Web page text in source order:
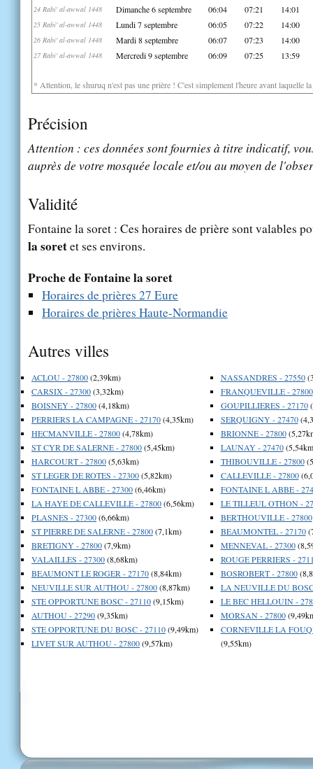
24 Rabi' al-awwal 1448 Dimanche 6 septembre 06:04 07:21 14:01
25 Rabi' al-awwal 1448 Lundi 7 septembre 06:05 07:22 14:00
26 Rabi' al-awwal 1448 Mardi 8 septembre 06:07 07:23 14:00
27 Rabi' al-awwal 1448 Mercredi 9 septembre 06:09 07:25 13:59
* Attention, le shuruq n'est pas une prière ! C'est simplement l'heure avant laquelle
Précision
Attention : ces données sont fournies à titre indicatif,
auprès de votre mosquée locale et/ou au moyen de
Validité
Fontaine la soret : Ces horaires de prière sont valables
la soretet ses environs.
Proche de Fontaine la soret
Horaires de prières 27 Eure
Horaires de prières Haute-Normandie
Autres villes
ACLOU - 27800(2,39km)
CARSIX - 27300(3,32km)
BOISNEY - 27800(4,18km)
PERRIERS LA CAMPAGNE - 27170(4,35km)
HECMANVILLE - 27800(4,78km)
ST CYR DE SALERNE - 27800(5,45km)
HARCOURT - 27800(5,63km)
ST LEGER DE ROTES - 27300(5,82km)
FONTAINE L ABBE - 27300(6,46km)
LA HAYE DE CALLEVILLE - 27800(6,56km)
PLASNES - 27300(6,66km)
ST PIERRE DE SALERNE - 27800(7,1km)
BRETIGNY - 27800(7,9km)
VALAILLES - 27300(8,68km)
BEAUMONT LE ROGER - 27170(8,84km)
NEUVILLE SUR AUTHOU - 27800(8,87km)
STE OPPORTUNE BOSC - 27110(9,15km)
AUTHOU - 27290(9,35km)
STE OPPORTUNE DU BOSC - 27110(9,49km)
LIVET SUR AUTHOU - 27800(9,57km)
NASSANDRES - 27550
FRANQUEVILLE - 27800
GOUPILLIERES - 27170
SERQUIGNY - 27470
BRIONNE - 27800
LAUNAY - 27470
THIBOUVILLE - 27800
CALLEVILLE - 27800
FONTAINE L ABBE -
LE TILLEUL OTHON -
BERTHOUVILLE - 27800
BEAUMONTEL - 27170
MENNEVAL - 27300
ROUGE PERRIERS -
BOSROBERT - 27800
LA NEUVILLE DU
LE BEC HELLOUIN -
MORSAN - 27800
CORNEVILLE LA
(9,55km)